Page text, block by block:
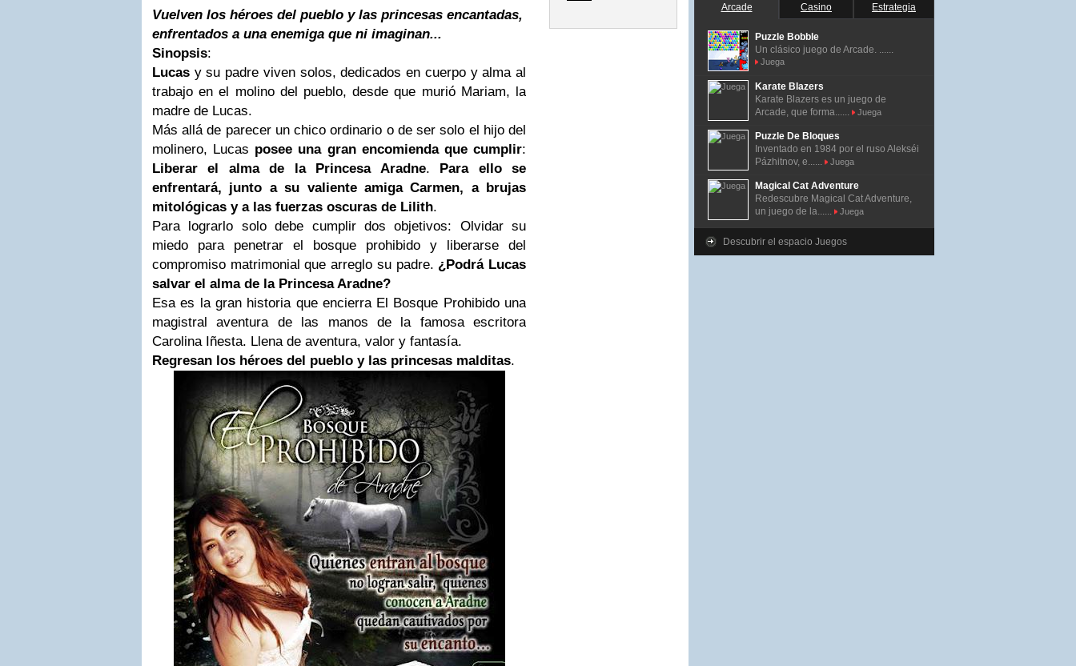
Vuelven los héroes del pueblo y las princesas encantadas,
enfrentados a una enemiga que ni imaginan...
Sinopsis:
Lucas y su padre viven solos, dedicados en cuerpo y alma al
trabajo en el molino del pueblo, desde que murió Mariam, la
madre de Lucas.
Más allá de parecer un chico ordinario o de ser solo el hijo del
molinero, Lucas posee una gran encomienda que cumplir:
Liberar el alma de la Princesa Aradne. Para ello se
enfrentará, junto a su valiente amiga Carmen, a brujas
mitológicas y a las fuerzas oscuras de Lilith.
Para lograrlo solo debe cumplir dos objetivos: Olvidar su
miedo para penetrar el bosque prohibido y liberarse del
compromiso matrimonial que arreglo su padre. ¿Podrá Lucas
salvar el alma de la Princesa Aradne?
Esa es la gran historia que encierra El Bosque Prohibido una
magistral aventura de las manos de la famosa escritora
Carolina Iñesta. Llena de aventura, valor y fantasía.
Regresan los héroes del pueblo y las princesas malditas.
Arcade Casino Estrategia
Puzzle Bobble
Un clásico juego de Arcade. ......
Juega
Karate Blazers
Karate Blazers es un juego de
Arcade, que forma......
Juega
Puzzle De Bloques
Inventado en 1984 por el ruso Alekséi
Pázhitnov, e......
Juega
Magical Cat Adventure
Redescubre Magical Cat Adventure,
un juego de la......
Juega
Descubrir el espacio Juegos